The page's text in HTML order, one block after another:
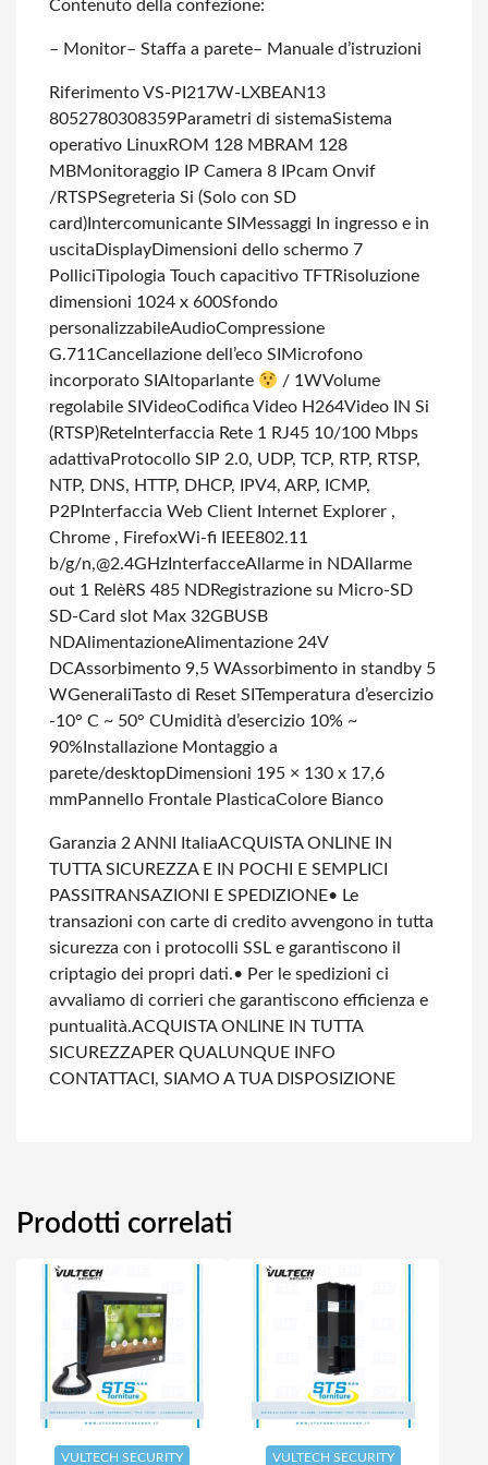
Contenuto della confezione:
– Monitor– Staffa a parete– Manuale d’istruzioni
Riferimento VS-PI217W-LXBEAN13
8052780308359Parametri di sistemaSistema
operativo LinuxROM 128 MBRAM 128
MBMonitoraggio IP Camera 8 IPcam Onvif
/RTSPSegreteria Si (Solo con SD
card) Intercomunicante SI Messaggi In ingresso e in
uscita DisplayDimensioni dello schermo 7
PolliciTipologia Touch capacitivo TFTRisoluzione
dimensioni 1024 x 600Sfondo
personalizzabileAudioCompressione
G.711 Cancellazione dell’eco SI Microfono
incorporato SI Altoparlante / 1WVolume
regolabile SI VideoCodifica Video H264Video IN Si
(RTSP)Rete Interfaccia Rete 1 RJ45 10/100 Mbps
adattiva Protocollo SIP 2.0, UDP, TCP, RTP, RTSP,
NTP, DNS, HTTP, DHCP, IPV4, ARP, ICMP,
P2P Interfaccia Web Client Internet Explorer ,
Chrome , FirefoxWi-fi IEEE802.11
b/g/n,@2.4GHz InterfacceAllarme in NDAllarme
out 1 RelèRS 485 NDRegistrazione su Micro-SD
SD-Card slot Max 32GBUSB
NDAlimentazioneAlimentazione 24V
DCAssorbimento 9,5 WAssorbimento in standby 5
WGeneraliTasto di Reset SI Temperatura d’esercizio
-10° C ~ 50° CUmidità d’esercizio 10% ~
90% Installazione Montaggio a
parete/desktopDimensioni 195 × 130 x 17,6
mmPannello Frontale PlasticaColore Bianco
Garanzia 2 ANNI ItaliaACQUISTA ONLINE IN
TUTTA SICUREZZA E IN POCHI E SEMPLICI
PASSI TRANSAZIONI E SPEDIZIONE• Le
transazioni con carte di credito avvengono in tutta
sicurezza con i protocolli SSL e garantiscono il
criptagio dei propri dati.• Per le spedizioni ci
avvaliamo di corrieri che garantiscono efficienza e
puntualità.ACQUISTA ONLINE IN TUTTA
SICUREZZAPER QUALUNQUE INFO
CONTATTACI, SIAMO A TUA DISPOSIZIONE
Prodotti correlati
VULTECH SECURITY VULTECH SECURITY